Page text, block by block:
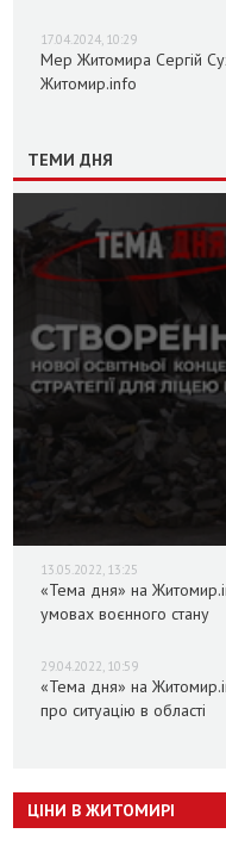
17.04.2024, 10:29
Мер Житомира Сергій
Житомир.info
ТЕМИ ДНЯ
13.05.2022, 13:25
«Тема дня» на
умовах воєнного стану
29.04.2022, 10:59
«Тема дня» на
про ситуацію в області
ЦІНИ В ЖИТОМИРІ